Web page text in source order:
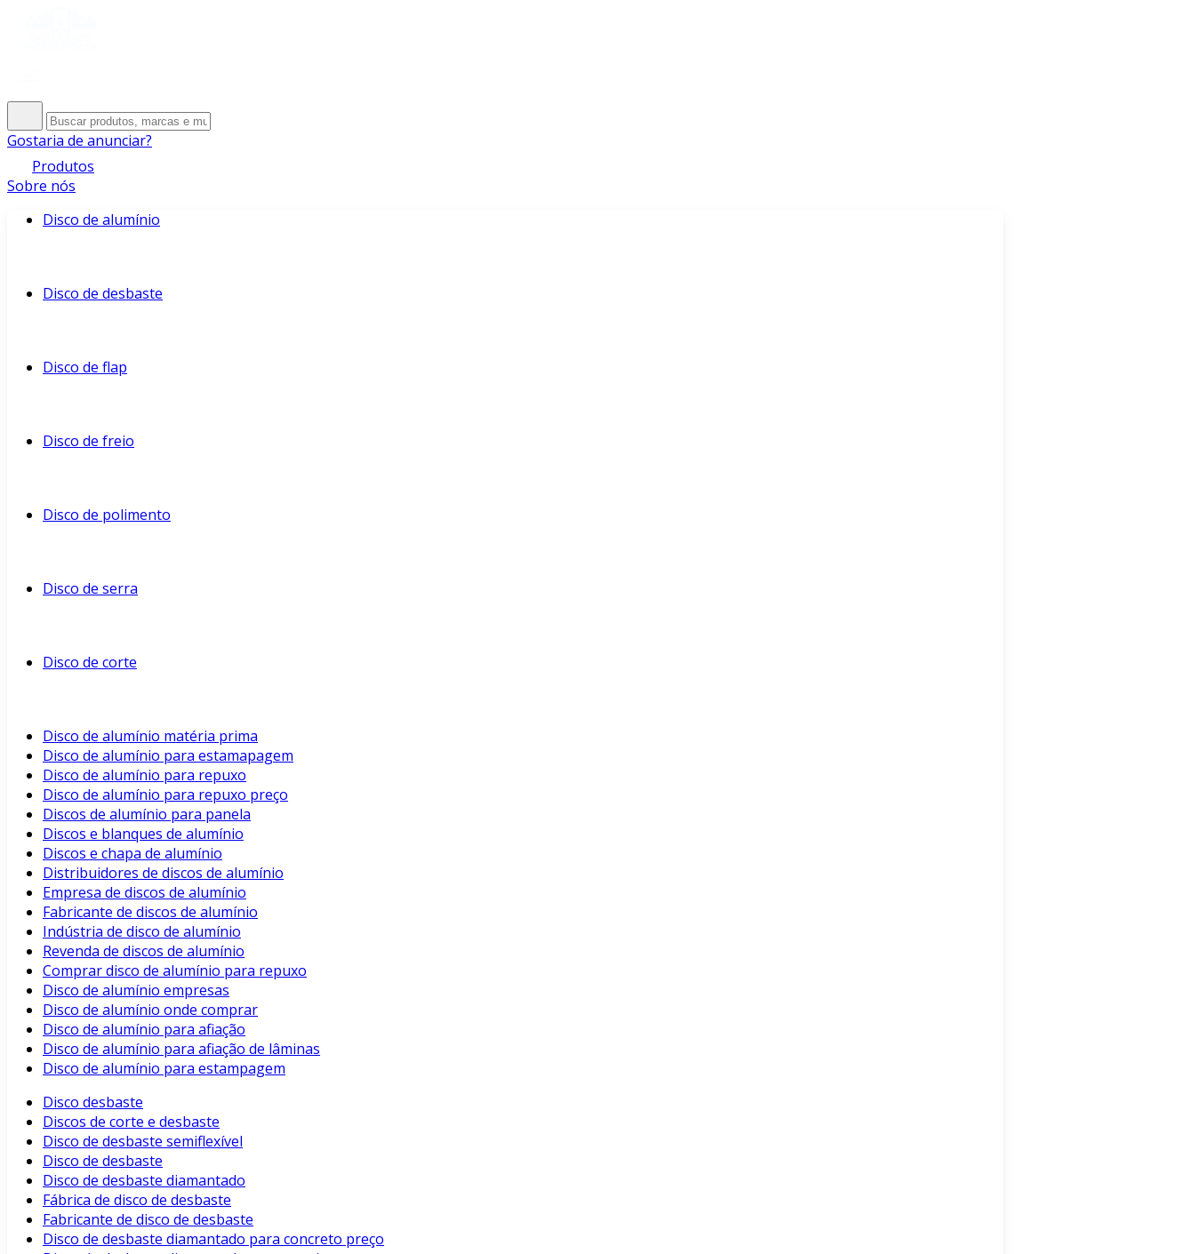
Gostaria de anunciar?
Produtos
Sobre nós
Disco de alumínio
Disco de desbaste
Disco de flap
Disco de freio
Disco de polimento
Disco de serra
Disco de corte
Disco de alumínio matéria prima
Disco de alumínio para estamapagem
Disco de alumínio para repuxo
Disco de alumínio para repuxo preço
Discos de alumínio para panela
Discos e blanques de alumínio
Discos e chapa de alumínio
Distribuidores de discos de alumínio
Empresa de discos de alumínio
Fabricante de discos de alumínio
Indústria de disco de alumínio
Revenda de discos de alumínio
Comprar disco de alumínio para repuxo
Disco de alumínio empresas
Disco de alumínio onde comprar
Disco de alumínio para afiação
Disco de alumínio para afiação de lâminas
Disco de alumínio para estampagem
Disco desbaste
Discos de corte e desbaste
Disco de desbaste semiflexível
Disco de desbaste
Disco de desbaste diamantado
Fábrica de disco de desbaste
Fabricante de disco de desbaste
Disco de desbaste diamantado para concreto preço